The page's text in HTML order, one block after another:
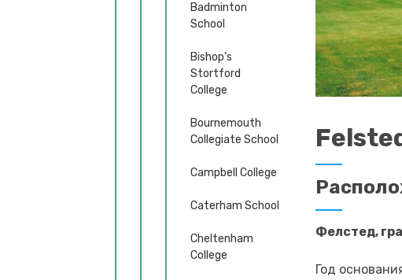
Badminton
School
Bishop's
Stortford
College
Bournemouth
Collegiate School
Campbell College
Caterham School
Cheltenham
College
Фелстед,
Год